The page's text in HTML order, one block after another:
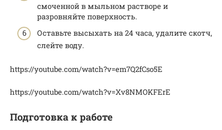
смоченной в мыльном растворе и
разровняйте поверхность.
Оставьте высыхать на 24 часа, удалите скотч,
слейте воду.
https://youtube.com/watch?v=em7Q2fCso5E
https://youtube.com/watch?v=Xv8NMOKFErE
Подготовка к работе